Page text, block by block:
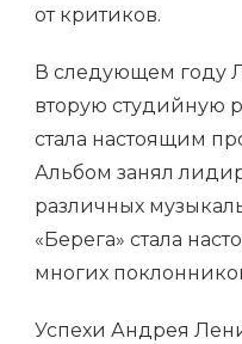
от критиков.
В следующем году
вторую студийную
стала настоящим
Альбом занял
различных
«Берега» стала
многих
Успехи Андрея